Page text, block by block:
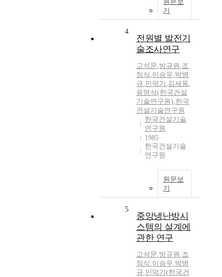
원문보
기
4
전원별 발전기
술조사연구
고석문,방규원 ,조
정식 ,이승우,박병
규,민덕기 ,김세동,
유영석(한국건설
기술연구원),한국
건설기술연구원
한국건설기술
연구원
1985
한국건설기술
연구원
원문보
기
5
중앙냉난방시
스템의 설계에
관한 연구
고석문,방규원 ,조
정식 ,이승우,박병
규,민덕기(한국건